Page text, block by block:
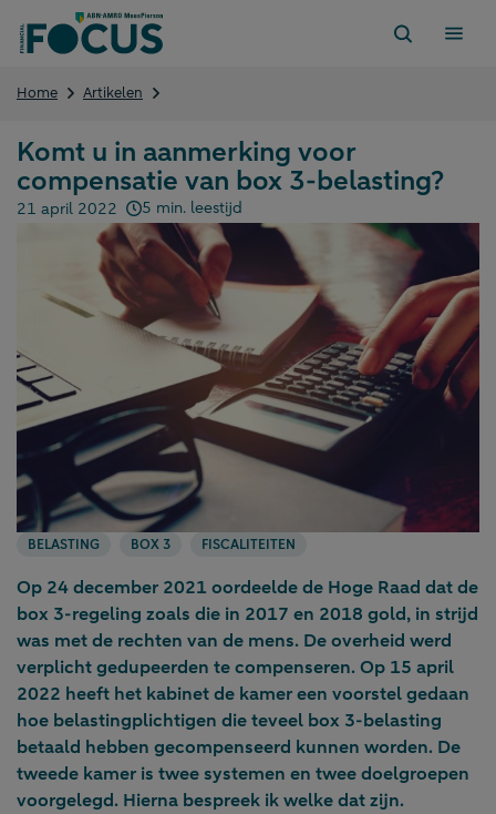
naar
Home Artikelen
aanmerking
voor
compensatie
van
box
3-
belasting?
Komt u in aanmerking voor
compensatie van box 3-belasting?
Gepubliceerd op:
21 april 2022 5 min. leestijd
BELASTING BOX 3 FISCALITEITEN
Op 24 december 2021 oordeelde de Hoge Raad dat de
box 3-regeling zoals die in 2017 en 2018 gold, in strijd
was met de rechten van de mens. De overheid werd
verplicht gedupeerden te compenseren. Op 15 april
2022 heeft het kabinet de kamer een voorstel gedaan
hoe belastingplichtigen die teveel box 3-belasting
betaald hebben gecompenseerd kunnen worden. De
tweede kamer is twee systemen en twee doelgroepen
voorgelegd. Hierna bespreek ik welke dat zijn.